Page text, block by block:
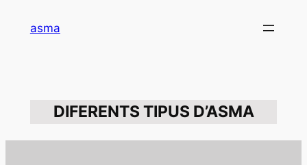
asma
DIFERENTS TIPUS D’ASMA